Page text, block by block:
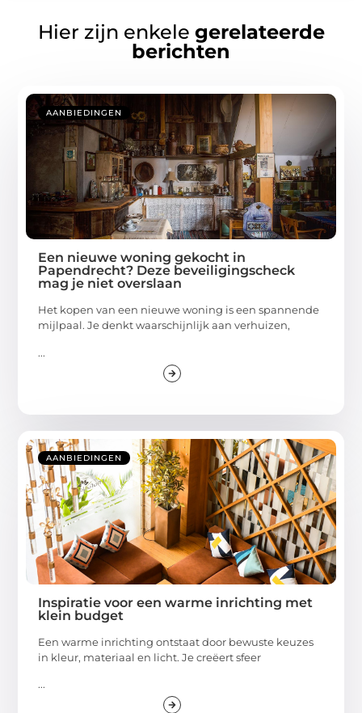
Hier zijn enkele gerelateerde
berichten
AANBIEDINGEN
Een nieuwe woning gekocht in
Papendrecht? Deze beveiligingscheck
mag je niet overslaan
Het kopen van een nieuwe woning is een spannende
mijlpaal. Je denkt waarschijnlijk aan verhuizen,
...
AANBIEDINGEN
Inspiratie voor een warme inrichting met
klein budget
Een warme inrichting ontstaat door bewuste keuzes
in kleur, materiaal en licht. Je creëert sfeer
...